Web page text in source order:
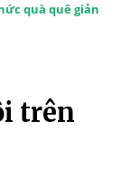
quà quê giản
trên